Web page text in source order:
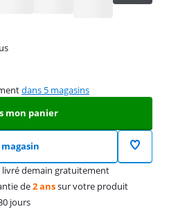
dans 5 magasins
mon panier
livré demain gratuitement
de2 anssur votre produit
jours